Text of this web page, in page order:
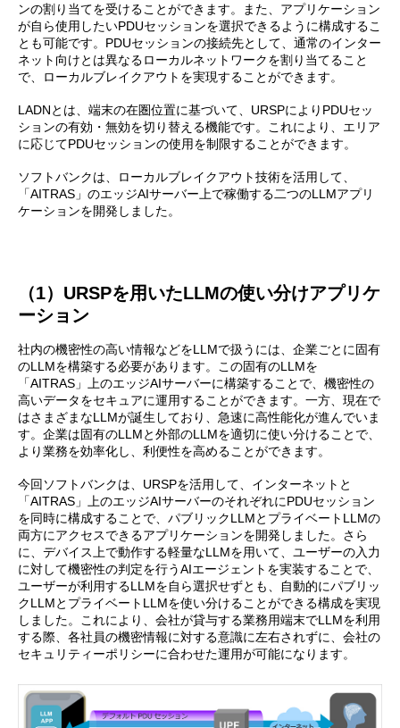
ンの割り当てを受けることができます。また、アプリケーション
が自ら使用したいPDUセッションを選択できるように構成するこ
とも可能です。PDUセッションの接続先として、通常のインター
ネット向けとは異なるローカルネットワークを割り当てること
で、ローカルブレイクアウトを実現することができます。
LADNとは、端末の在圏位置に基づいて、URSPによりPDUセッ
ションの有効・無効を切り替える機能です。これにより、エリア
に応じてPDUセッションの使用を制限することができます。
ソフトバンクは、ローカルブレイクアウト技術を活用して、
「AITRAS」のエッジAIサーバー上で稼働する二つのLLMアプリ
ケーションを開発しました。
（1）URSPを用いたLLMの使い分けアプリケ
ーション
社内の機密性の高い情報などをLLMで扱うには、企業ごとに固有
のLLMを構築する必要があります。この固有のLLMを
「AITRAS」上のエッジAIサーバーに構築することで、機密性の
高いデータをセキュアに運用することができます。一方、現在で
はさまざまなLLMが誕生しており、急速に高性能化が進んでいま
す。企業は固有のLLMと外部のLLMを適切に使い分けることで、
より業務を効率化し、利便性を高めることができます。
今回ソフトバンクは、URSPを活用して、インターネットと
「AITRAS」上のエッジAIサーバーのそれぞれにPDUセッション
を同時に構成することで、パブリックLLMとプライベートLLMの
両方にアクセスできるアプリケーションを開発しました。さら
に、デバイス上で動作する軽量なLLMを用いて、ユーザーの入力
に対して機密性の判定を行うAIエージェントを実装することで、
ユーザーが利用するLLMを自ら選択せずとも、自動的にパブリッ
クLLMとプライベートLLMを使い分けることができる構成を実現
しました。これにより、会社が貸与する業務用端末でLLMを利用
する際、各社員の機密情報に対する意識に左右されずに、会社の
セキュリティーポリシーに合わせた運用が可能になります。